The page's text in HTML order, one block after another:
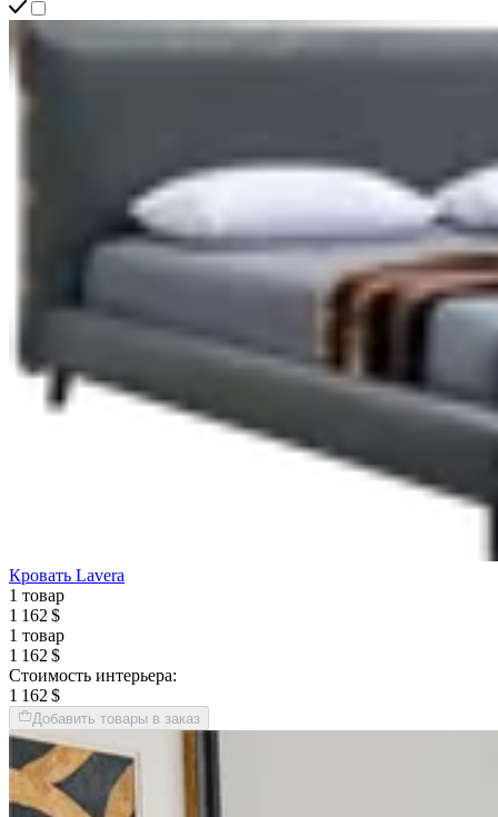
Кровать Lavera
1 товар
1 162 $
1 товар
1 162 $
Стоимость интерьера:
1 162 $
Добавить товары в заказ